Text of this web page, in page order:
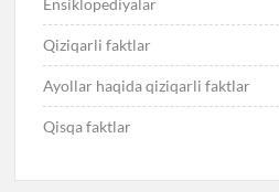
Ensiklopediyalar
Qiziqarli faktlar
Ayollar haqida qiziqarli faktlar
Qisqa faktlar